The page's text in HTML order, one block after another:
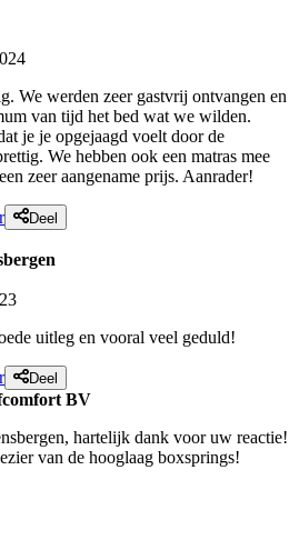
We werden zeer gastvrij ontvangen en
van tijd het bed wat we wilden.
je je opgejaagd voelt door de
We hebben ook een matras mee
zeer aangename prijs. Aanrader!
Deel
uitleg en vooral veel geduld!
Deel
BV
hartelijk dank voor uw reactie!
van de hooglaag boxsprings!